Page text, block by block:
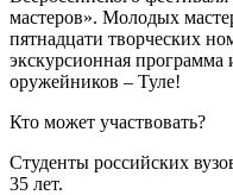
мастеров». Молодых
пятнадцати творческих
экскурсионная
оружейников – Туле!
Кто может участвовать?
Студенты российских
35 лет.